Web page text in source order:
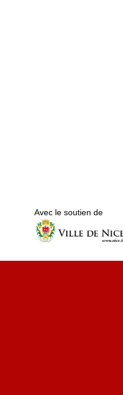
Avec le soutien de